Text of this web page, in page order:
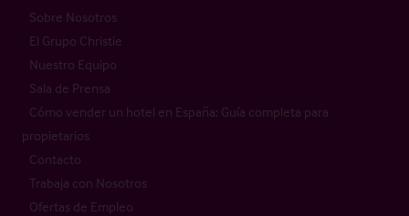
Sobre Nosotros
El Grupo Christie
Nuestro Equipo
Sala de Prensa
Cómo vender un hotel en España: Guía completa para
propietarios
Contacto
Trabaja con Nosotros
Ofertas de Empleo